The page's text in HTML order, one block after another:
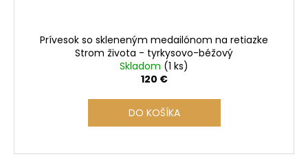
Prívesok so skleneným medailónom na retiazke
Strom života - tyrkysovo-béžový
Skladom (1 ks)
120 €
DO KOŠÍKA